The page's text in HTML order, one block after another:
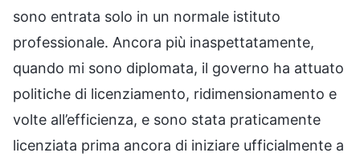
sono entrata solo in un normale istituto
professionale. Ancora più inaspettatamente,
quando mi sono diplomata, il governo ha attuato
politiche di licenziamento, ridimensionamento e
volte all’efficienza, e sono stata praticamente
licenziata prima ancora di iniziare ufficialmente a